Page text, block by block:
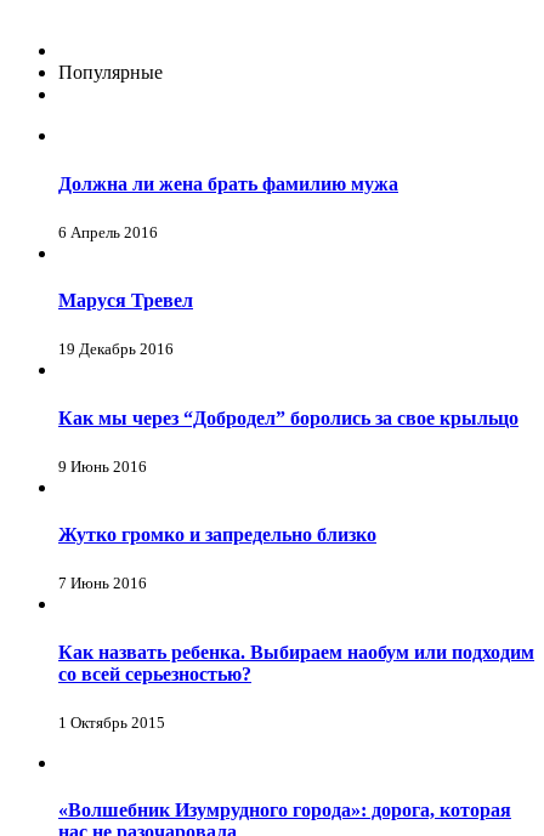
Популярные
Должна ли жена брать фамилию мужа
6 Апрель 2016
Маруся Тревел
19 Декабрь 2016
Как мы через “Добродел” боролись за свое крыльцо
9 Июнь 2016
Жутко громко и запредельно близко
7 Июнь 2016
Как назвать ребенка. Выбираем наобум или подходим
со всей серьезностью?
1 Октябрь 2015
«Волшебник Изумрудного города»: дорога, которая